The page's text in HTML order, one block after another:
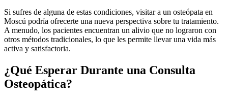
Si sufres de alguna de estas condiciones, visitar a un osteópata en
Moscú podría ofrecerte una nueva perspectiva sobre tu tratamiento.
A menudo, los pacientes encuentran un alivio que no lograron con
otros métodos tradicionales, lo que les permite llevar una vida más
activa y satisfactoria.
¿Qué Esperar Durante una Consulta
Osteopática?